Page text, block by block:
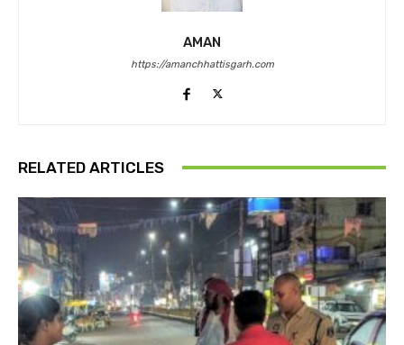
AMAN
https://amanchhattisgarh.com
RELATED ARTICLES